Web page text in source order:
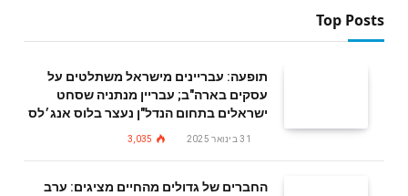
Top Posts
תופעה: עבריינים מישראל משתלטים על
עסקים בארה"ב; עבריין מנתניה שסחט
ישראלים בתחום הנדל"ן נעצר בלוס אנג׳לס
31 בינואר 2025 3,035
החברים של גדולים מהחיים מציגים: ערב